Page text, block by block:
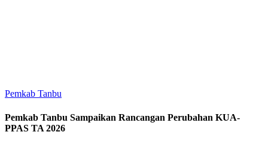
Pemkab Tanbu
Pemkab Tanbu Sampaikan Rancangan Perubahan KUA-
PPAS TA 2026